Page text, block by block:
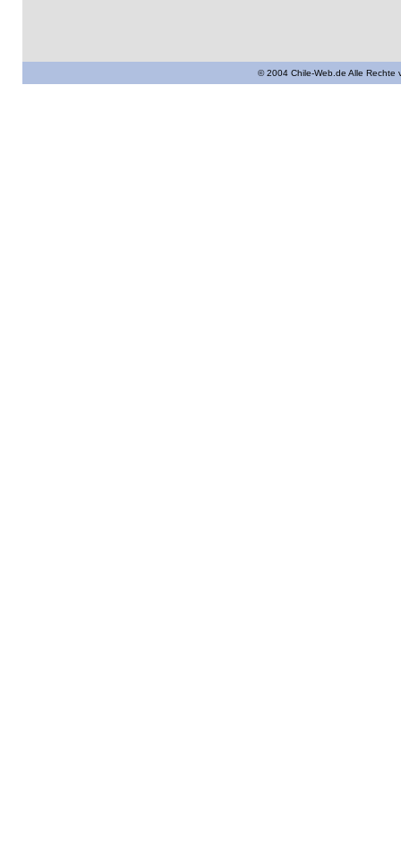
© 2004 Chile-Web.de Alle Rechte